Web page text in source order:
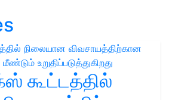
கூட்டத்தில்